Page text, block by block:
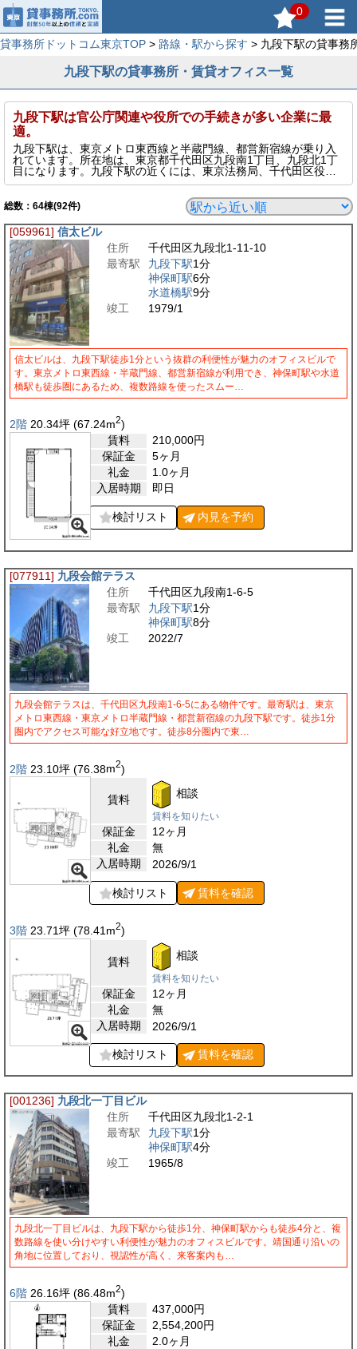
0
貸事務所ドットコム東京TOP > 路線・駅から探す > 九段下駅の貸事務
九段下駅の貸事務所・賃貸オフィス一覧
九段下駅は官公庁関連や役所での手続きが多い企業に最
適。
九段下駅は、東京メトロ東西線と半蔵門線、都営新宿線が乗り入
れています。所在地は、東京都千代田区九段南1丁目、九段北1丁
目になります。九段下駅の近くには、東京法務局、千代田区役
所、麹町税務署などがあり官公庁関連の企業や諸手続の多い会社
ジネス街です。
総数： 64棟(92件)
[059961] 信太ビル
住所
千代田区九段北1-11-10
最寄駅
九段下駅1分
神保町駅6分
水道橋駅9分
竣工
1979/1
信太ビルは、九段下駅徒歩1分という抜群の利便性が魅力のオフィスビルで
す。東京メトロ東西線・半蔵門線、都営新宿線が利用でき、神保町駅や水道
橋駅も徒歩圏にあるため、複数路線を使ったスムー…
2階 20.34坪 (67.24m2)
賃料
210,000円
保証金
5ヶ月
礼金
1.0ヶ月
入居時期
即日
検討リスト 内見を予約
[077911] 九段会館テラス
住所
千代田区九段南1-6-5
最寄駅
九段下駅1分
神保町駅8分
竣工
2022/7
九段会館テラスは、千代田区九段南1-6-5にある物件です。最寄駅は、東京
メトロ東西線・東京メトロ半蔵門線・都営新宿線の九段下駅です。徒歩1分
圏内でアクセス可能な好立地です。徒歩8分圏内で東…
2階 23.10坪 (76.38m2)
賃料 相談
賃料を知りたい
保証金
12ヶ月
礼金
無
入居時期
2026/9/1
検討リスト 賃料を確認
3階 23.71坪 (78.41 m2)
賃料 相談
賃料を知りたい
保証金
12ヶ月
礼金
無
入居時期
2026/9/1
検討リスト 賃料を確認
[001236] 九段北一丁目ビル
住所
千代田区九段北1-2-1
最寄駅
九段下駅1分
神保町駅4分
竣工
1965/8
九段北一丁目ビルは、九段下駅から徒歩1分、神保町駅からも徒歩4分と、複
数路線を使い分けやすい利便性が魅力のオフィスビルです。靖国通り沿いの
角地に位置しており、視認性が高く、来客案内も…
6階 26.16坪 (86.48m2)
賃料
437,000円
保証金
2,554,200円
礼金
2.0ヶ月